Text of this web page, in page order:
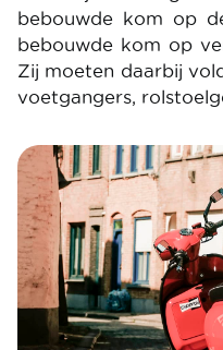
bebouwde kom op
bebouwde kom op
Zij moeten daarbij
voetgangers,
Image